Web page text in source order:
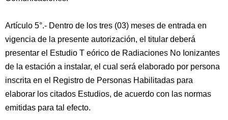
Artículo 5°.- Dentro de los tres (03) meses de entrada en
vigencia de la presente autorización, el titular deberá
presentar el Estudio T eórico de Radiaciones No Ionizantes
de la estación a instalar, el cual será elaborado por persona
inscrita en el Registro de Personas Habilitadas para
elaborar los citados Estudios, de acuerdo con las normas
emitidas para tal efecto.